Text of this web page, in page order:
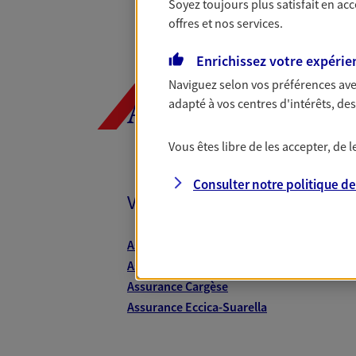
AXA, toujours
Vos agents et vos
Assurance Ajaccio
Assurance Sarrola-Carcopino
Assurance Cargèse
Assurance Eccica-Suarella
Soyez toujours plus satisfait en
offres et nos services.
Enrichissez votre
Naviguez selon vos préférences
adapté à vos centres d'intérêts,
Vous êtes libre de les accepter,
Consulter notre politique